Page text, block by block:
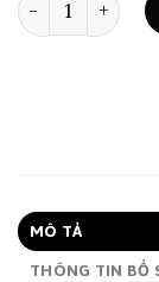
MÔ TẢ
THÔNG TIN BỔ